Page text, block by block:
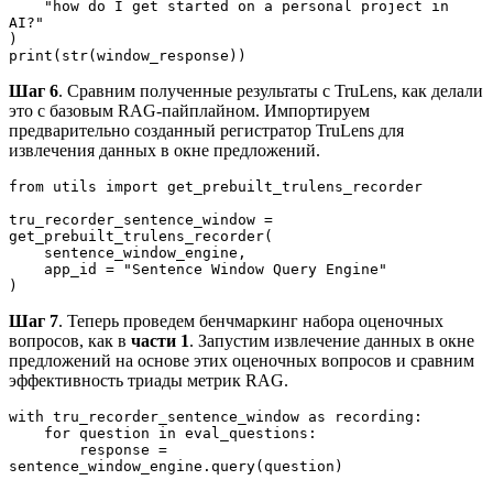
AI?"
)
print(str(window_response))
Шаг 6. Сравним полученные результаты с TruLens, как делали
это с базовым RAG-пайплайном. Импортируем
предварительно созданный регистратор TruLens для
извлечения данных в окне предложений.
from utils import get_prebuilt_trulens_recorder
tru_recorder_sentence_window =
get_prebuilt_trulens_recorder(
    sentence_window_engine,
    app_id = "Sentence Window Query Engine"
)
Шаг 7. Теперь проведем бенчмаркинг набора оценочных
вопросов, как в части 1. Запустим извлечение данных в окне
предложений на основе этих оценочных вопросов и сравним
эффективность триады метрик RAG.
with tru_recorder_sentence_window as recording:
    for question in eval_questions:
sentence_window_engine.query(question)